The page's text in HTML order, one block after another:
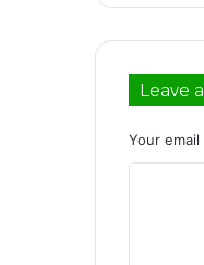
Leave
Your